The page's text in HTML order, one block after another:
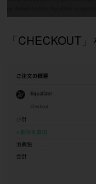
「CHECKOUT